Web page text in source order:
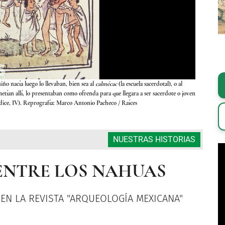
nacía luego lo llevaban, bien sea al calmécac(la escuela sacerdotal), o al
allí, lo presentaban como ofrenda para que llegara a ser sacerdote o joven
IV). Reprografía: Marco Antonio Pacheco / Raíces
telpuchcalli
NUESTRAS HISTORIAS
LOS NAHUAS
LA REVISTA "ARQUEOLOGÍA MEXICANA"